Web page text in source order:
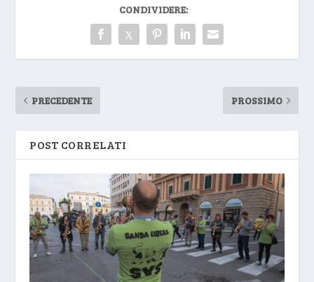
CONDIVIDERE:
PRECEDENTE PROSSIMO
POST CORRELATI